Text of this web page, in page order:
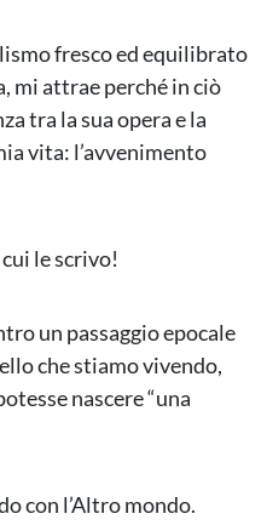
fresco ed equilibrato
mi attrae perché in ciò
tra la sua opera e la
vita: l’avvenimento
le scrivo!
un passaggio epocale
che stiamo vivendo,
nascere “una
con l’Altro mondo.